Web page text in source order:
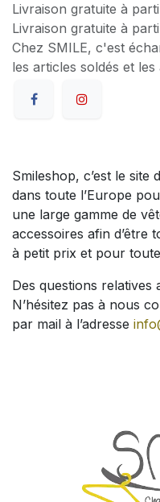
Livraison gratuite à
Livraison gratuite à
Chez SMILE, c'est
les articles soldés et les
Smileshop, c’est le site
dans toute l’Europe
une large gamme de
accessoires afin d’être
à petit prix et pour
Des questions relatives
N’hésitez pas à nous
par mail à l’adresse